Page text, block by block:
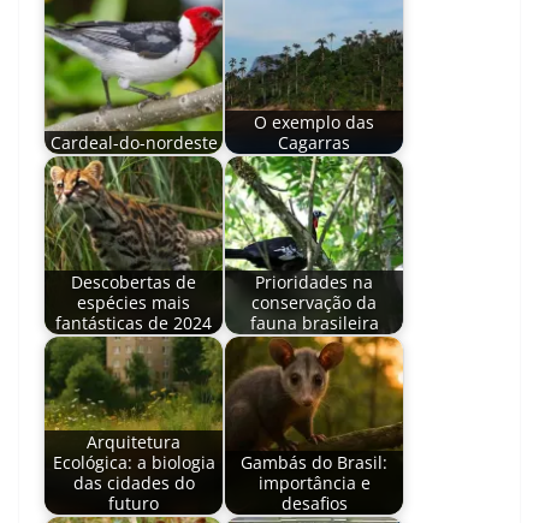
Cardeal-do-nordeste
O exemplo das
Cagarras
Descobertas de
espécies mais
fantásticas de 2024
Prioridades na
conservação da
fauna brasileira
Arquitetura
Ecológica: a biologia
das cidades do
futuro
Gambás do Brasil:
importância e
desafios